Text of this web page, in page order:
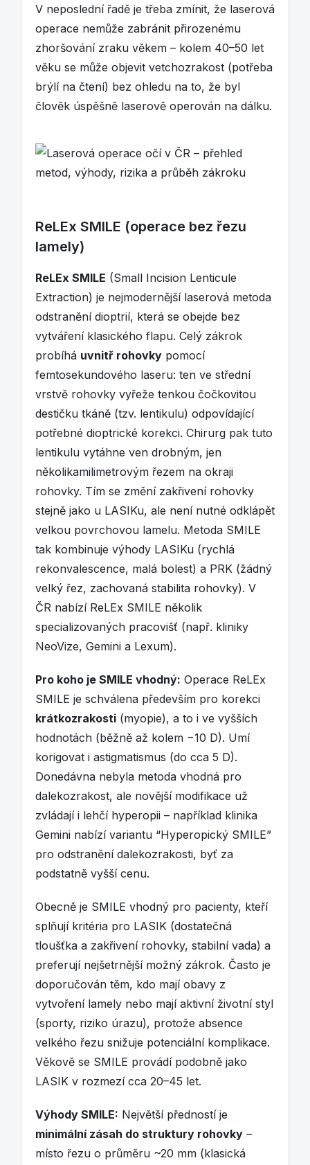
V neposlední řadě je třeba zmínit, že laserová
operace nemůže zabránit přirozenému
zhoršování zraku věkem – kolem 40–50 let
věku se může objevit vetchozrakost (potřeba
brýlí na čtení) bez ohledu na to, že byl
člověk úspěšně laserově operován na dálku.
ReLEx SMILE (operace bez řezu
lamely)
ReLEx SMILE (Small Incision Lenticule
Extraction) je nejmodernější laserová metoda
odstranění dioptrií, která se obejde bez
vytváření klasického flapu. Celý zákrok
probíhá uvnitř rohovky pomocí
femtosekundového laseru: ten ve střední
vrstvě rohovky vyřeže tenkou čočkovitou
destičku tkáně (tzv. lentikulu) odpovídající
potřebné dioptrické korekci. Chirurg pak tuto
lentikulu vytáhne ven drobným, jen
několikamilimetrovým řezem na okraji
rohovky. Tím se změní zakřivení rohovky
stejně jako u LASIKu, ale není nutné odklápět
velkou povrchovou lamelu. Metoda SMILE
tak kombinuje výhody LASIKu (rychlá
rekonvalescence, malá bolest) a PRK (žádný
velký řez, zachovaná stabilita rohovky). V
ČR nabízí ReLEx SMILE několik
specializovaných pracovišť (např. kliniky
NeoVize, Gemini a Lexum).
Pro koho je SMILE vhodný: Operace ReLEx
SMILE je schválena především pro korekci
krátkozrakosti (myopie), a to i ve vyšších
hodnotách (běžně až kolem −10 D). Umí
korigovat i astigmatismus (do cca 5 D).
Donedávna nebyla metoda vhodná pro
dalekozrakost, ale novější modifikace už
zvládají i lehčí hyperopii – například klinika
Gemini nabízí variantu “Hyperopický SMILE”
pro odstranění dalekozrakosti, byť za
podstatně vyšší cenu.
Obecně je SMILE vhodný pro pacienty, kteří
splňují kritéria pro LASIK (dostatečná
tloušťka a zakřivení rohovky, stabilní vada) a
preferují nejšetrnější možný zákrok. Často je
doporučován těm, kdo mají obavy z
vytvoření lamely nebo mají aktivní životní styl
(sporty, riziko úrazu), protože absence
velkého řezu snižuje potenciální komplikace.
Věkově se SMILE provádí podobně jako
LASIK v rozmezí cca 20–45 let.
Výhody SMILE: Největší předností je
minimální zásah do struktury rohovky –
místo řezu o průměru ~20 mm (klasická